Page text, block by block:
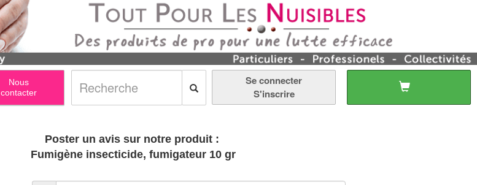
Nous
contacter
Se connecter
S'inscrire
Poster un avis sur notre produit :
Fumigène insecticide, fumigateur 10 gr